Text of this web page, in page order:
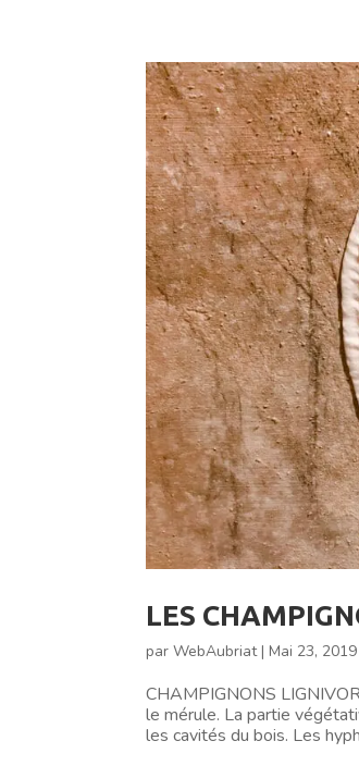
LES
parWebAubriat|Mai 23, 2019
CHAMPIGNONS
le mérule. La partie
les cavités du bois. Les